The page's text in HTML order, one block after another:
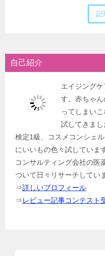
記
自己紹介
エイジング
す。赤ちゃ
ってしまい
試してきま
検定1級、コスメコンシェ
にいいもの色々試していま
コンサルティング会社の医
ついて日々リサーチしてい
⇒詳しいプロフィール
⇒レビュー記事コンテスト